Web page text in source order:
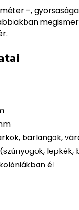
–,
barlangok,
lepkék,
él